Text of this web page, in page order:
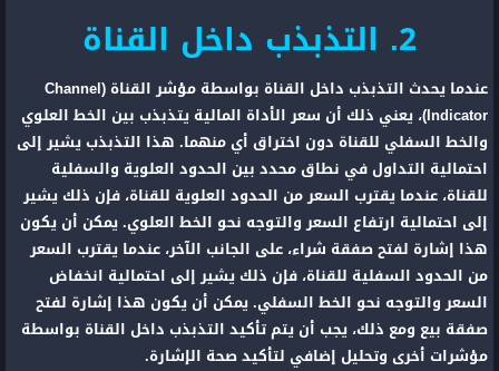
2. التذبذب داخل القناة
عندما يحدث التذبذب داخل القناة بواسطة مؤشر القناة (Channel
Indicator)، يعني ذلك أن سعر الأداة المالية يتذبذب بين الخط العلوي
والخط السفلي للقناة دون اختراق أي منهما. هذا التذبذب يشير إلى
احتمالية التداول في نطاق محدد بين الحدود العلوية والسفلية
للقناة، عندما يقترب السعر من الحدود العلوية للقناة، فإن ذلك يشير
إلى احتمالية ارتفاع السعر والتوجه نحو الخط العلوي. يمكن أن يكون
هذا إشارة لفتح صفقة شراء، على الجانب الآخر، عندما يقترب السعر
من الحدود السفلية للقناة، فإن ذلك يشير إلى احتمالية انخفاض
السعر والتوجه نحو الخط السفلي. يمكن أن يكون هذا إشارة لفتح
صفقة بيع ومع ذلك، يجب أن يتم تأكيد التذبذب داخل القناة بواسطة
مؤشرات أخرى وتحليل إضافي لتأكيد صحة الإشارة.